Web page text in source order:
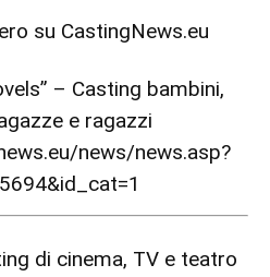
su CastingNews.eu
– Casting bambini,
e ragazzi
news/news.asp?
di cinema, TV e teatro